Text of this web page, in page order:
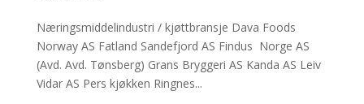
Næringsmiddelindustri / kjøttbransje Dava Foods
Norway AS Fatland Sandefjord AS Findus Norge AS
(Avd. Avd. Tønsberg) Grans Bryggeri AS Kanda AS Leiv
Vidar AS Pers kjøkken Ringnes...